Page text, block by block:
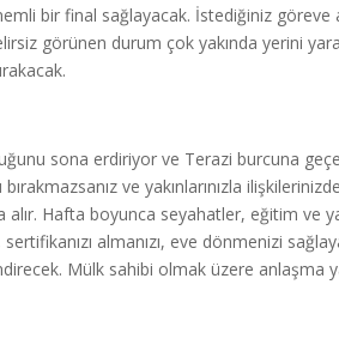
bir final sağlayacak. İstediğiniz göreve
görünen durum çok yakında yerini
sona erdiriyor ve Terazi burcuna
bırakmazsanız ve yakınlarınızla
alır. Hafta boyunca seyahatler, eğitim ve
almanızı, eve dönmenizi
Mülk sahibi olmak üzere anlaşma